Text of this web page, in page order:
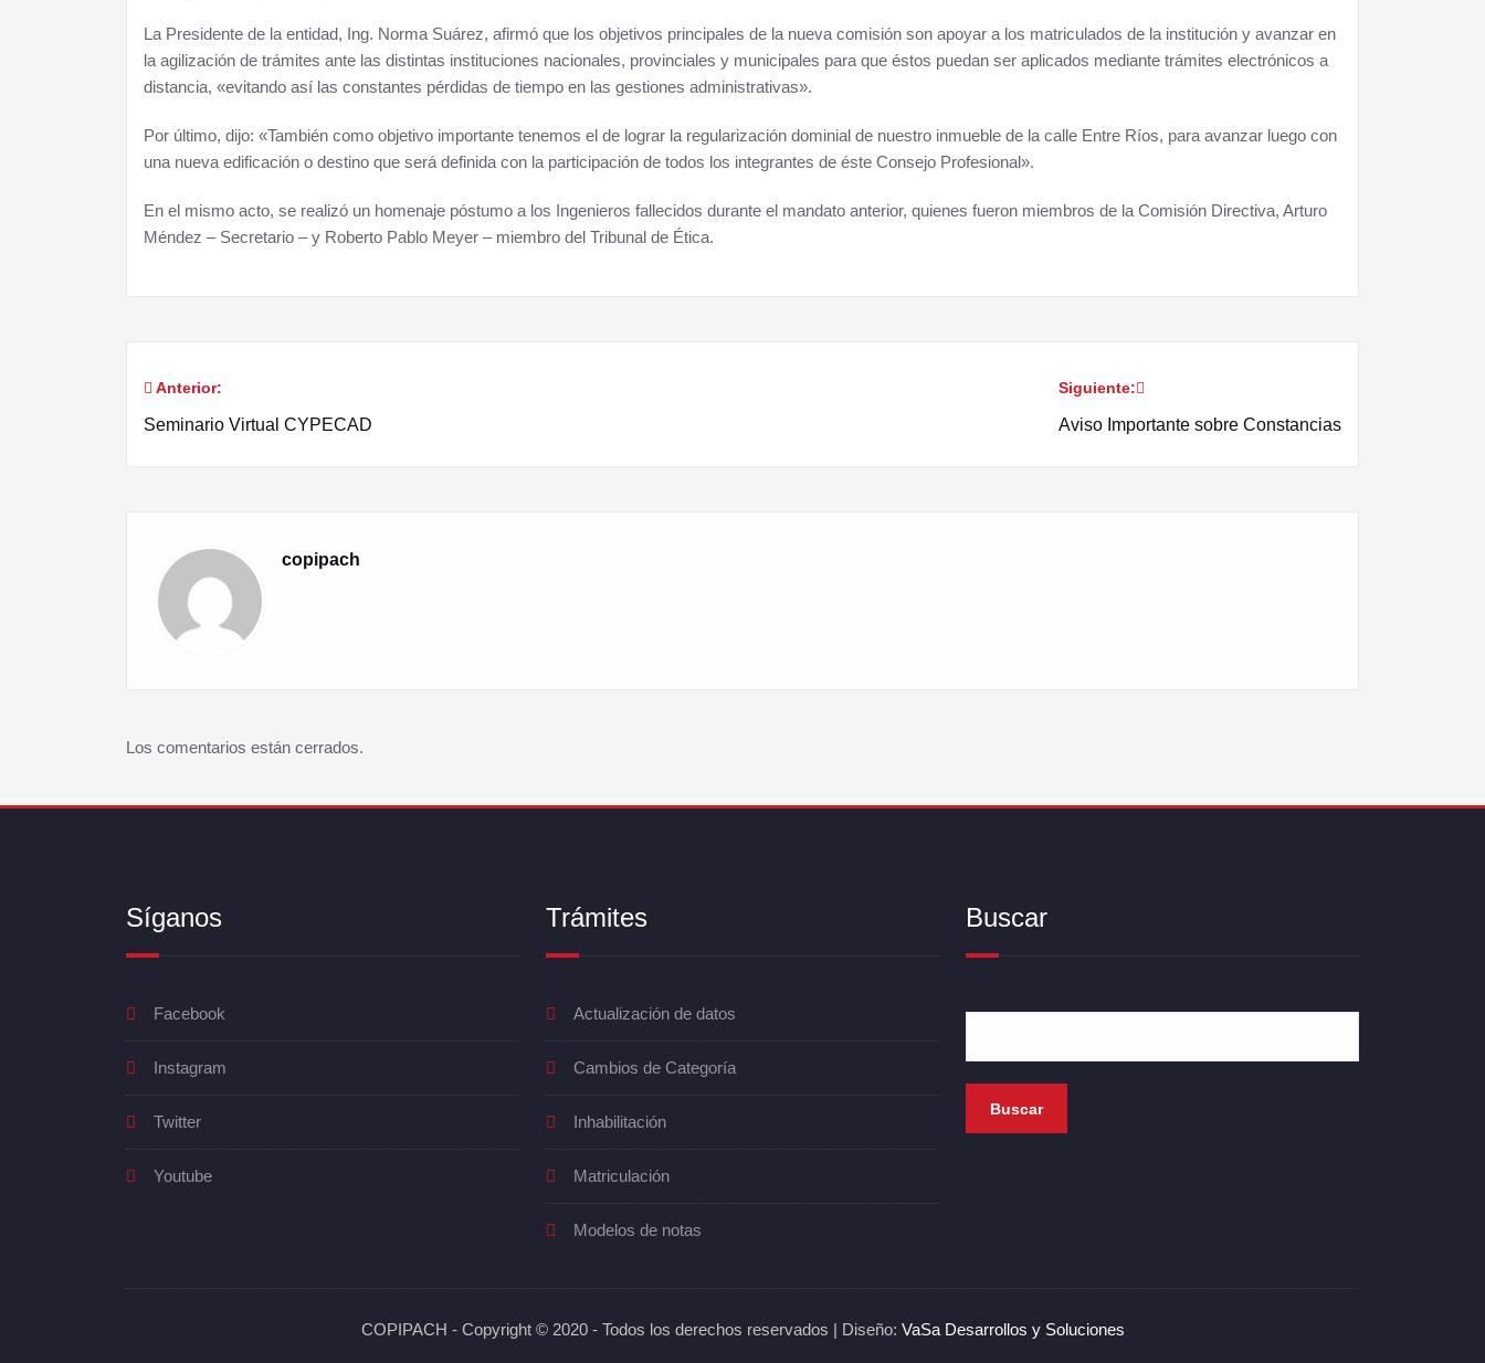
La Presidente de la entidad, Ing. Norma Suárez, afirmó que los objetivos principales de la nueva comisión son apoyar a los matriculados de la institución y avanzar en
la agilización de trámites ante las distintas instituciones nacionales, provinciales y municipales para que éstos puedan ser aplicados mediante trámites electrónicos a
distancia, «evitando así las constantes pérdidas de tiempo en las gestiones administrativas».
Por último, dijo: «También como objetivo importante tenemos el de lograr la regularización dominial de nuestro inmueble de la calle Entre Ríos, para avanzar luego con
una nueva edificación o destino que será definida con la participación de todos los integrantes de éste Consejo Profesional».
En el mismo acto, se realizó un homenaje póstumo a los Ingenieros fallecidos durante el mandato anterior, quienes fueron miembros de la Comisión Directiva, Arturo
Méndez – Secretario – y Roberto Pablo Meyer – miembro del Tribunal de Ética.
Anterior:
Seminario Virtual CYPECAD
Siguiente:
Aviso Importante sobre Constancias
copipach
Los comentarios están cerrados.
Síganos
Facebook
Instagram
Twitter
Youtube
Trámites
Actualización de datos
Cambios de Categoría
Inhabilitación
Matriculación
Modelos de notas
Buscar
Buscar
COPIPACH - Copyright © 2020 - Todos los derechos reservados | Diseño: VaSa Desarrollos y Soluciones